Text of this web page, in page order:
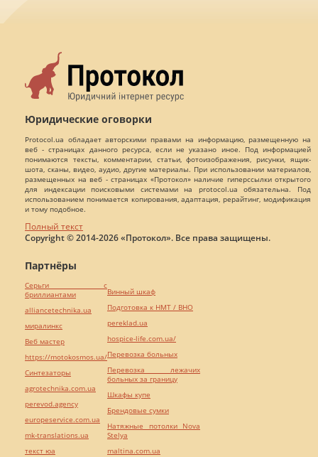
Юридические оговорки
Protocol.ua обладает авторскими правами на информацию, размещенную на
веб - страницах данного ресурса, если не указано иное. Под информацией
понимаются тексты, комментарии, статьи, фотоизображения, рисунки, ящик-
шота, сканы, видео, аудио, другие материалы. При использовании материалов,
размещенных на веб - страницах «Протокол» наличие гиперссылки открытого
для индексации поисковыми системами на protocol.ua обязательна. Под
использованием понимается копирования, адаптация, рерайтинг, модификация
и тому подобное.
Полный текст
Copyright © 2014-2026 «Протокол». Все права защищены.
Партнёры
Серьги с
бриллиантами
alliancetechnika.ua
миралинкс
Веб мастер
https://motokosmos.ua/
Синтезаторы
agrotechnika.com.ua
perevod.agency
europeservice.com.ua
mk-translations.ua
текст юа
Винный шкаф
Подготовка к НМТ / ВНО
pereklad.ua
hospice-life.com.ua/
Перевозка больных
Перевозка лежачих
больных за границу
Шкафы купе
Брендовые сумки
Натяжные потолки Nova
Stelya
maltina.com.ua